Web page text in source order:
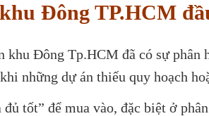
Đông TP.HCM
khu Đông Tp.HCM đã có sự
những dự án thiếu quy hoạch
tốt” để mua vào, đặc biệt ở